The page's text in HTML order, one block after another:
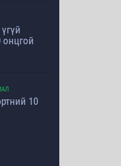
онцгой
10